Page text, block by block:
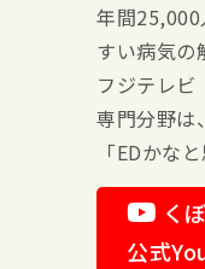
年間25,000
すい病気の
フジテレビ
専門分野は
「EDかな
く
公式